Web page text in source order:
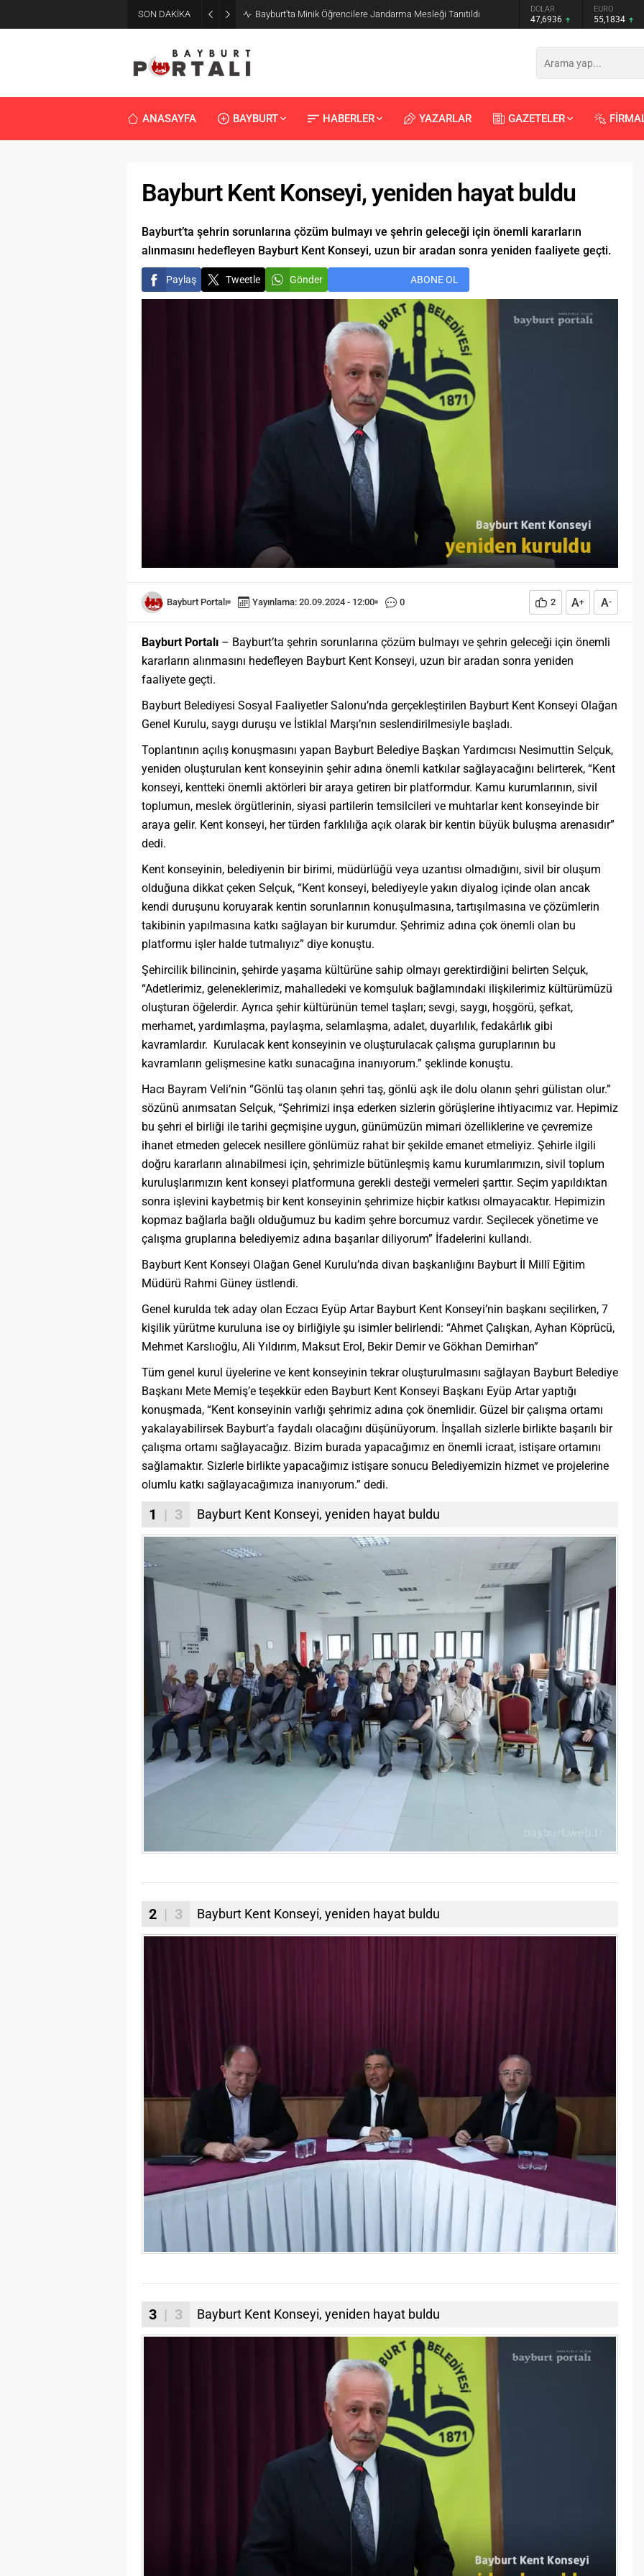
SON DAKİKA Bayburt’ta Minik Öğrencilere Jandarma Mesleği TanıtıldıGRAM ALTIN
6.659,26
DOLAR
47,6936
EURO
55,1834
ANASAYFA BAYBURT HABERLER YAZARLAR GAZETELER
Bayburt Kent Konseyi, yeniden hayat buldu
Bayburt’ta şehrin sorunlarına çözüm bulmayı ve şehrin geleceği için önemli kararların
alınmasını hedefleyen Bayburt Kent Konseyi, uzun bir aradan sonra yeniden faaliyete geçti.
Paylaş Tweetle Gönder ABONE OL
Bayburt Portalı Yayınlama: 20.09.2024 - 12:00 0 2 A+ A-
Bayburt Portalı – Bayburt’ta şehrin sorunlarına çözüm bulmayı ve şehrin geleceği için önemli
kararların alınmasını hedefleyen Bayburt Kent Konseyi, uzun bir aradan sonra yeniden
faaliyete geçti.
Bayburt Belediyesi Sosyal Faaliyetler Salonu’nda gerçekleştirilen Bayburt Kent Konseyi Olağan
Genel Kurulu, saygı duruşu ve İstiklal Marşı’nın seslendirilmesiyle başladı.
Toplantının açılış konuşmasını yapan Bayburt Belediye Başkan Yardımcısı Nesimuttin Selçuk,
yeniden oluşturulan kent konseyinin şehir adına önemli katkılar sağlayacağını belirterek, “Kent
konseyi, kentteki önemli aktörleri bir araya getiren bir platformdur. Kamu kurumlarının, sivil
toplumun, meslek örgütlerinin, siyasi partilerin temsilcileri ve muhtarlar kent konseyinde bir
araya gelir. Kent konseyi, her türden farklılığa açık olarak bir kentin büyük buluşma arenasıdır”
dedi.
Kent konseyinin, belediyenin bir birimi, müdürlüğü veya uzantısı olmadığını, sivil bir oluşum
olduğuna dikkat çeken Selçuk, “Kent konseyi, belediyeyle yakın diyalog içinde olan ancak
kendi duruşunu koruyarak kentin sorunlarının konuşulmasına, tartışılmasına ve çözümlerin
takibinin yapılmasına katkı sağlayan bir kurumdur. Şehrimiz adına çok önemli olan bu
platformu işler halde tutmalıyız” diye konuştu.
Şehircilik bilincinin, şehirde yaşama kültürüne sahip olmayı gerektirdiğini belirten Selçuk,
“Adetlerimiz, geleneklerimiz, mahalledeki ve komşuluk bağlamındaki ilişkilerimiz kültürümüzü
oluşturan öğelerdir. Ayrıca şehir kültürünün temel taşları; sevgi, saygı, hoşgörü, şefkat,
merhamet, yardımlaşma, paylaşma, selamlaşma, adalet, duyarlılık, fedakârlık gibi
kavramlardır. Kurulacak kent konseyinin ve oluşturulacak çalışma guruplarının bu
kavramların gelişmesine katkı sunacağına inanıyorum.” şeklinde konuştu.
Hacı Bayram Veli’nin “Gönlü taş olanın şehri taş, gönlü aşk ile dolu olanın şehri gülistan olur.”
sözünü anımsatan Selçuk, “Şehrimizi inşa ederken sizlerin görüşlerine ihtiyacımız var. Hepimiz
bu şehri el birliği ile tarihi geçmişine uygun, günümüzün mimari özelliklerine ve çevremize
ihanet etmeden gelecek nesillere gönlümüz rahat bir şekilde emanet etmeliyiz. Şehirle ilgili
doğru kararların alınabilmesi için, şehrimizle bütünleşmiş kamu kurumlarımızın, sivil toplum
kuruluşlarımızın kent konseyi platformuna gerekli desteği vermeleri şarttır. Seçim yapıldıktan
sonra işlevini kaybetmiş bir kent konseyinin şehrimize hiçbir katkısı olmayacaktır. Hepimizin
kopmaz bağlarla bağlı olduğumuz bu kadim şehre borcumuz vardır. Seçilecek yönetime ve
çalışma gruplarına belediyemiz adına başarılar diliyorum” İfadelerini kullandı.
Bayburt Kent Konseyi Olağan Genel Kurulu’nda divan başkanlığını Bayburt İl Millî Eğitim
Müdürü Rahmi Güney üstlendi.
Genel kurulda tek aday olan Eczacı Eyüp Artar Bayburt Kent Konseyi’nin başkanı seçilirken, 7
kişilik yürütme kuruluna ise oy birliğiyle şu isimler belirlendi: “Ahmet Çalışkan, Ayhan Köprücü,
Mehmet Karslıoğlu, Ali Yıldırım, Maksut Erol, Bekir Demir ve Gökhan Demirhan”
Tüm genel kurul üyelerine ve kent konseyinin tekrar oluşturulmasını sağlayan Bayburt Belediye
Başkanı Mete Memiş’e teşekkür eden Bayburt Kent Konseyi Başkanı Eyüp Artar yaptığı
konuşmada, “Kent konseyinin varlığı şehrimiz adına çok önemlidir. Güzel bir çalışma ortamı
yakalayabilirsek Bayburt’a faydalı olacağını düşünüyorum. İnşallah sizlerle birlikte başarılı bir
çalışma ortamı sağlayacağız. Bizim burada yapacağımız en önemli icraat, istişare ortamını
sağlamaktır. Sizlerle birlikte yapacağımız istişare sonucu Belediyemizin hizmet ve projelerine
olumlu katkı sağlayacağımıza inanıyorum.” dedi.
1 | 3 Bayburt Kent Konseyi, yeniden hayat buldu
2 | 3 Bayburt Kent Konseyi, yeniden hayat buldu
3 | 3 Bayburt Kent Konseyi, yeniden hayat buldu
RecepKayalı
Öğreniriz?
toplumların gelişiminde ve
değişiminde geniş yer etmiş
hayati öneme sahip bir olgu
olarak tarih boyunca konu olmuş
Öğrenme eğitim bilimcilerce
sonucunda meydana gelen kalıcı
izli bilişsel, duyuşsal ve
davranışsal...